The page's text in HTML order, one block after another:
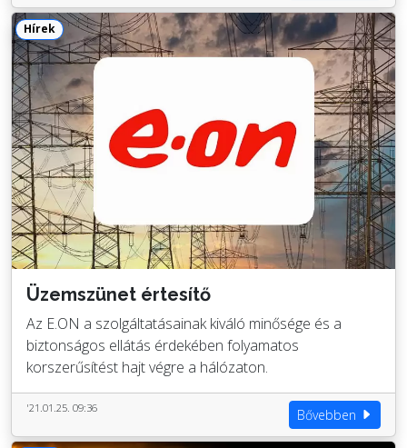
Hírek
Üzemszünet értesítő
Az E.ON a szolgáltatásainak kiváló minősége és a
biztonságos ellátás érdekében folyamatos
korszerűsítést hajt végre a hálózaton.
'21.01.25. 09:36 Bővebben